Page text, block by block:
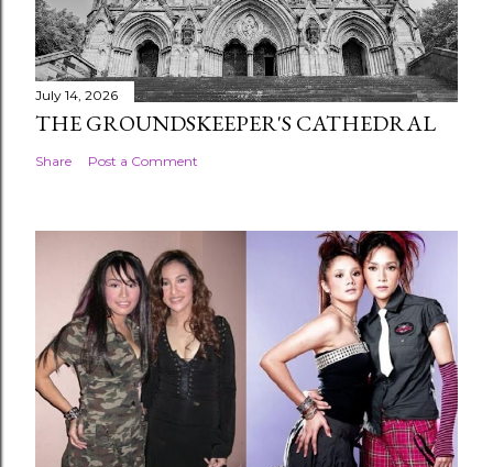
July 14, 2026
THE GROUNDSKEEPER'S CATHEDRAL
Share Post a Comment